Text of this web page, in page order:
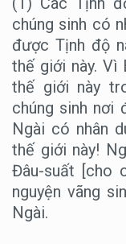
chúng sinh có
được Tịnh độ
thế giới này. Vì
thế giới này
chúng sinh nơi
Ngài có nhân
thế giới này!
Đâu-suất [cho
nguyện vãng
Ngài.